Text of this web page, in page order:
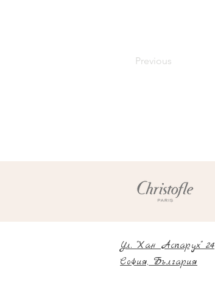
Previous
Ул. "Хан Аспарух" 24
София, България